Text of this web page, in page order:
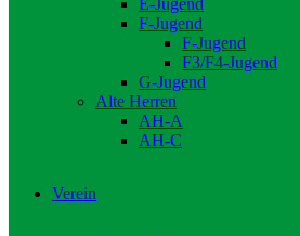
E-Jugend
F-Jugend
F-Jugend
F3/F4-Jugend
G-Jugend
Alte Herren
AH-A
AH-C
Verein